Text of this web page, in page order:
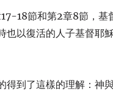
18節和第2章8節，基
也以復活的人子基督耶
得到了這樣的理解：神